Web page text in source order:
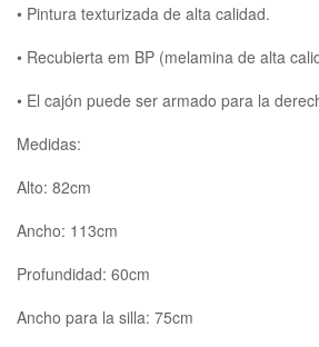
• Pintura texturizada de alta calidad.
• Recubierta em BP (melamina de alta
• El cajón puede ser armado para la
Medidas:
Alto: 82cm
Ancho: 113cm
Profundidad: 60cm
Ancho para la silla: 75cm